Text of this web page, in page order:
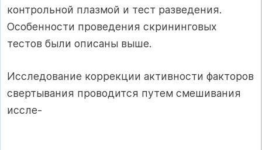
контрольной плазмой и тест разведения.
Особенности проведения скрининговых
тестов были описаны выше.
Исследование коррекции активности факторов
свертывания проводится путем смешивания
иссле-